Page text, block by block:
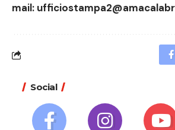
mail:
Social